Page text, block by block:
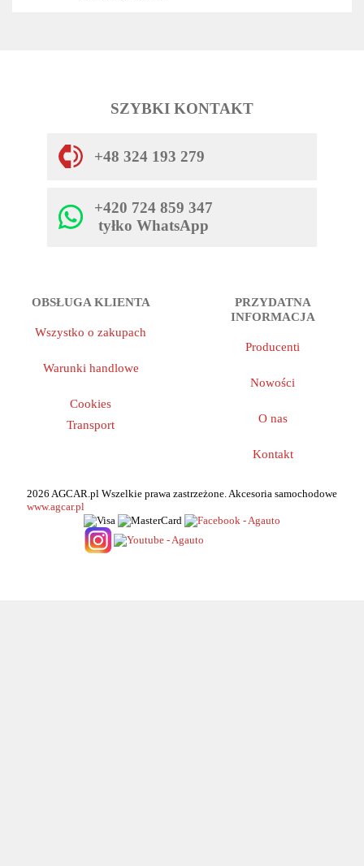
SZYBKI KONTAKT
+48 324 193 279
+420 724 859 347
tyłko WhatsApp
OBSŁUGA KLIENTA
Wszystko o zakupach
Warunki handlowe
Cookies
Transport
PRZYDATNA
INFORMACJA
Producenti
Nowości
O nas
Kontakt
2026 AGCAR.pl Wszelkie prawa zastrzeżone. Akcesoria samochodowe
www.agcar.pl